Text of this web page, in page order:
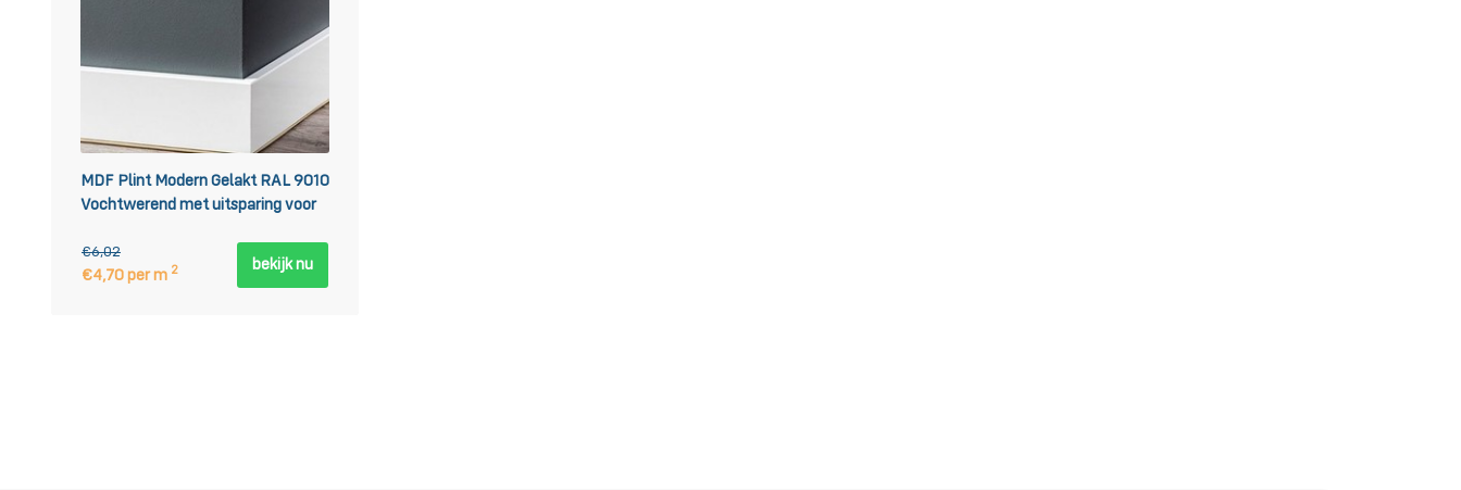
MDF Plint Modern Gelakt RAL 9010
Vochtwerend met uitsparing voor
€6,02
€4,70 per m 2 bekijk nu